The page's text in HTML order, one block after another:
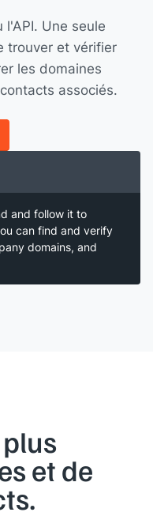
l'API. Une seule
trouver et vérifier
les domaines
associés.
and follow it to
can find and verify
domains, and
et de